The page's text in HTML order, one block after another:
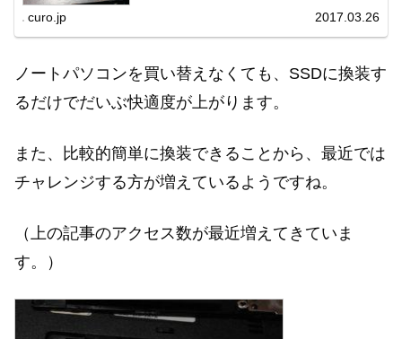
curo.jp 2017.03.26
ノートパソコンを買い替えなくても、SSDに換装す
るだけでだいぶ快適度が上がります。
また、比較的簡単に換装できることから、最近では
チャレンジする方が増えているようですね。
（上の記事のアクセス数が最近増えてきていま
す。）